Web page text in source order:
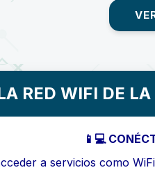
RED WIFI DE
📱💻
a servicios como